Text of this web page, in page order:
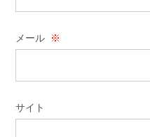
メール ※
サイト